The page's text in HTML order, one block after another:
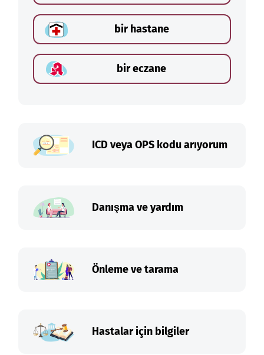
bir hastane
bir eczane
ICD veya OPS kodu arıyorum
Danışma ve yardım
Önleme ve tarama
Hastalar için bilgiler